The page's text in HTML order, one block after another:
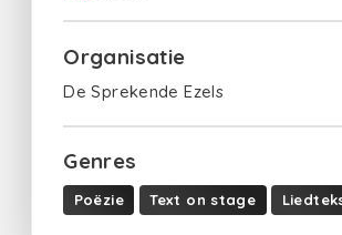
Organisatie
De Sprekende Ezels
Genres
Poëzie Text on stage